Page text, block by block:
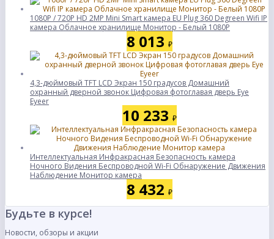
1080P / 720P HD 2MP Mini Smart камера EU Plug 360 Degreen Wifi IP
камера Облачное хранилище Монитор - Белый 1080P
8 013 ₽
4,3-дюймовый TFT LCD Экран 150 градусов Домашний
охранный дверной звонок Цифровая фотоглавая дверь Eye
Eyeer
10 233 ₽
Интеллектуальная Инфракрасная Безопасность камера
Ночного Видения Беспроводной Wi-Fi Обнаружение Движения
Наблюдение Монитор камера
8 432 ₽
Будьте в курсе!
Новости, обзоры и акции